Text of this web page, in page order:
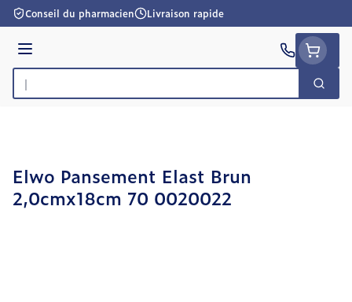
Aller au contenu
Conseil du pharmacien Livraison rapide
Menu
Rechercher
Elwo Pansement Elast Brun
2,0cmx18cm 70 0020022